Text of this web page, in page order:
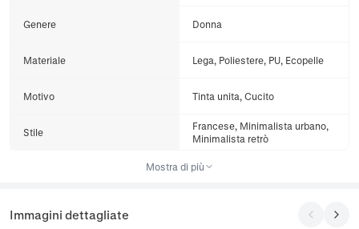
Genere Donna
Materiale Lega, Poliestere, PU, Ecopelle
Motivo Tinta unita, Cucito
Stile
Francese, Minimalista urbano,
Minimalista retrò
Mostra di più
Immagini dettagliate